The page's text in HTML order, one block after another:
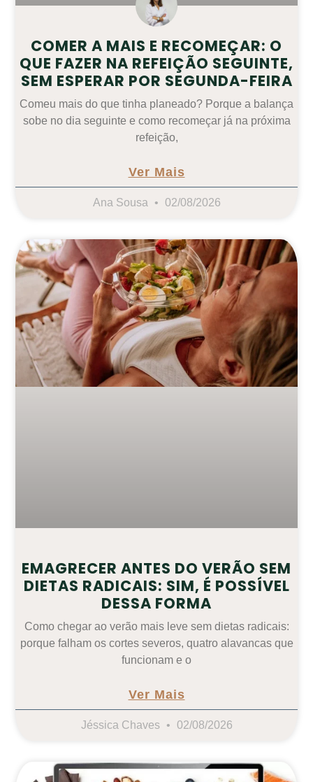
COMER A MAIS E RECOMEÇAR: O
QUE FAZER NA REFEIÇÃO SEGUINTE,
SEM ESPERAR POR SEGUNDA-FEIRA
Comeu mais do que tinha planeado? Porque a balança
sobe no dia seguinte e como recomeçar já na próxima
refeição,
Ver Mais
Ana Sousa 02/08/2026
EMAGRECER ANTES DO VERÃO SEM
DIETAS RADICAIS: SIM, É POSSÍVEL
DESSA FORMA
Como chegar ao verão mais leve sem dietas radicais:
porque falham os cortes severos, quatro alavancas que
funcionam e o
Ver Mais
Jéssica Chaves 02/08/2026